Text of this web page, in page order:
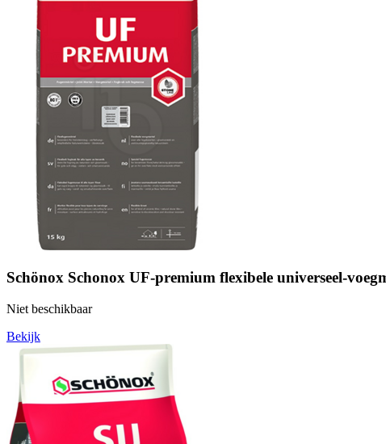
Schönox Schonox UF-premium flexibele universeel-
Niet beschikbaar
Bekijk